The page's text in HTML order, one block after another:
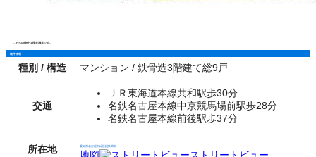
こちらの物件は現在満室です。
物件情報
種別 / 構造 マンション / 鉄骨造3階建て総9戸
交通
ＪＲ東海道本線共和駅歩30分
名鉄名古屋本線中京競馬場前駅歩28分
名鉄名古屋本線前後駅歩37分
所在地 愛知県名古屋市緑区桶狭間南
地図
ストリートビュー